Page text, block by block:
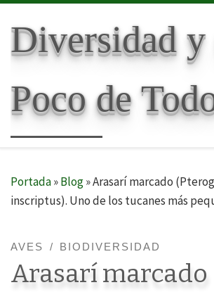
Diversidad y
Poco de
Portada»Blog»Arasarí marcado
inscriptus). Uno de los tucanes más
AVES BIODIVERSIDAD
Arasarí marcado